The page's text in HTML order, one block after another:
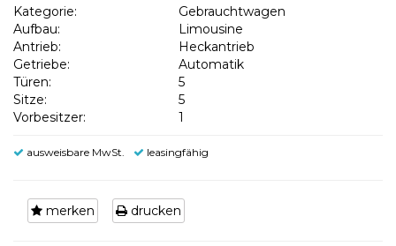
Kategorie:
Gebrauchtwagen
Aufbau:
Limousine
Antrieb:
Heckantrieb
Getriebe:
Automatik
Türen:
5
Sitze:
5
Vorbesitzer:
1
ausweisbare MwSt. leasingfähig
merken drucken